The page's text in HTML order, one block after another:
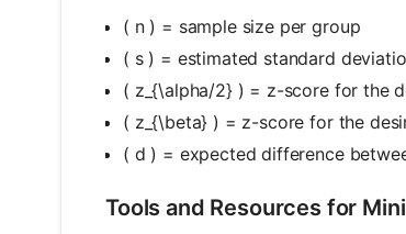
( n ) = sample size per group
( s ) = estimated standard
( z_{\alpha/2} ) = z-score for the
( z_{\beta} ) = z-score for the
( d ) = expected difference
Tools and Resources for